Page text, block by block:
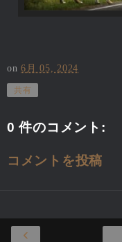
on6月 05, 2024
共有
0 件のコメント:
コメントを投稿
‹